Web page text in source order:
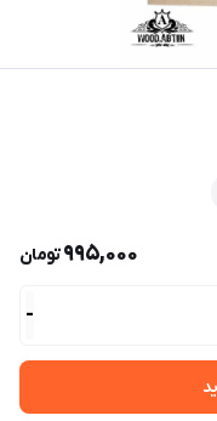
995,000تومان
-